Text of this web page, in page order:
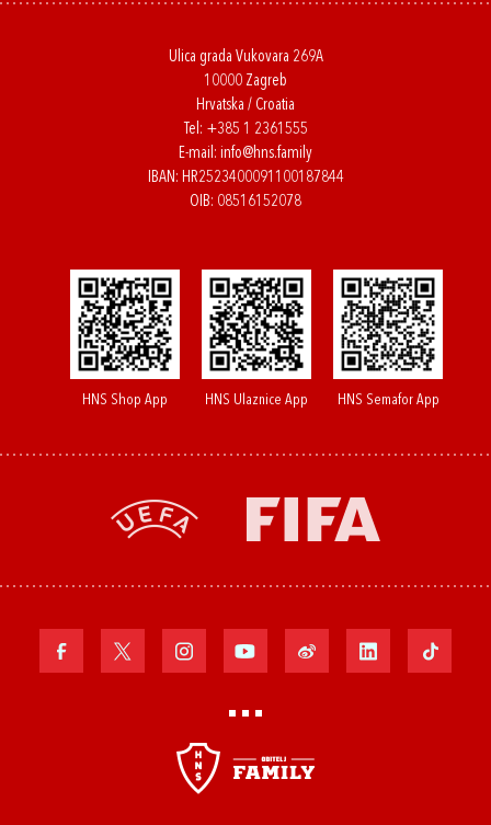
Ulica grada Vukovara 269A
10000 Zagreb
Hrvatska / Croatia
Tel: +385 1 2361555
E-mail: info@hns.family
IBAN: HR2523400091100187844
OIB: 08516152078
HNS Shop App HNS Ulaznice App HNS Semafor App